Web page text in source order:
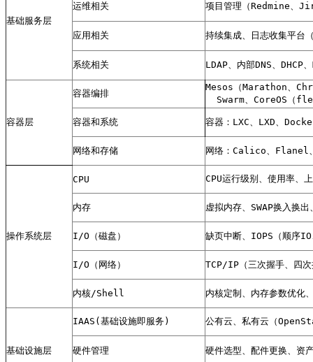
基础服务层
运维相关 项目管理（Redmine、
应用相关 持续集成、日志收集平台
系统相关 LDAP、内部DNS、
容器层
容器编排
Mesos（Marathon、
Swarm、CoreOS（
容器和系统 容器：LXC、LXD、
网络和存储 网络：Calico、Flanel
操作系统层
CPU CPU运行级别、使用率
内存 虚拟内存、SWAP换入换
I/O（磁盘） 缺页中断、IOPS（顺序
I/O（网络） TCP/IP（三次握手、四
内核/Shell 内核定制、内存参数优
基础设施层
IAAS(基础设施即服务) 公有云、私有云（
硬件管理 硬件选型、配件更换、资